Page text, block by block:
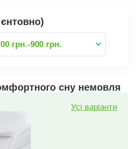
грн.-900 грн.
сну немовля
Усі варіанти